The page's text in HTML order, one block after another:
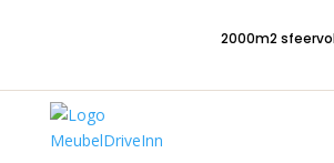
2000m2
koper en zwart
€369,00